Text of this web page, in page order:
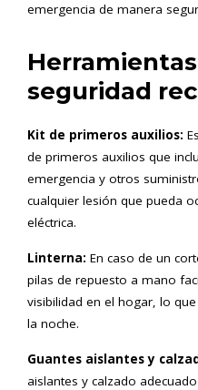
emergencia de manera
seguridad
Kit de primeros auxilios:
de primeros auxilios que
emergencia y otros
cualquier lesión que pueda
eléctrica.
Linterna: En caso de un
pilas de repuesto a mano
visibilidad en el hogar, lo
la noche.
Guantes aislantes y
aislantes y calzado